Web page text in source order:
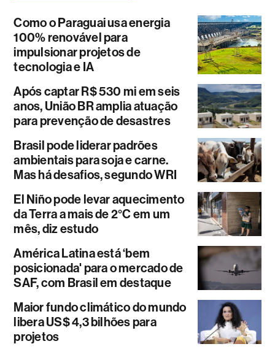
Como o Paraguai usa energia
100% renovável para
impulsionar projetos de
tecnologia e IA
Após captar R$ 530 mi em seis
anos, União BR amplia atuação
para prevenção de desastres
Brasil pode liderar padrões
ambientais para soja e carne.
Mas há desafios, segundo WRI
El Niño pode levar aquecimento
da Terra a mais de 2°C em um
mês, diz estudo
América Latina está ‘bem
posicionada' para o mercado de
SAF, com Brasil em destaque
Maior fundo climático do mundo
libera US$ 4,3 bilhões para
projetos